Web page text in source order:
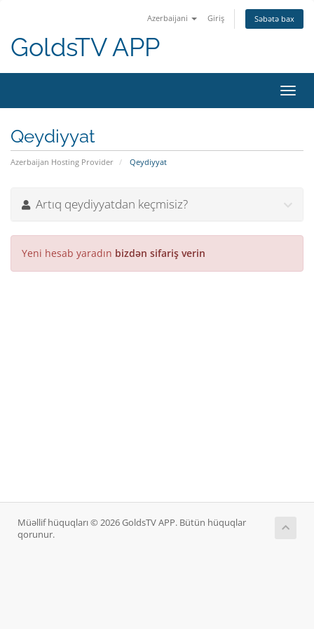
Azerbaijani Giriş Səbətə bax
GoldsTV APP
keçid
Qeydiyyat
Azerbaijan Hosting Provider Qeydiyyat
Artıq qeydiyyatdan keçmisiz?
Yeni hesab yaradın bizdən sifariş verin
Müəllif hüquqları © 2026 GoldsTV APP. Bütün hüquqlar
qorunur.